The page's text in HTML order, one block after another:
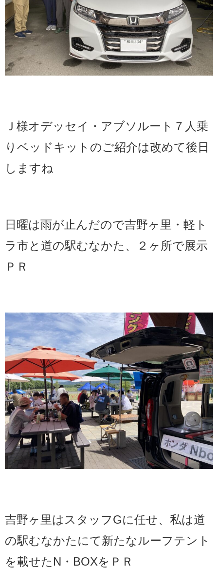
Ｊ様オデッセイ・アブソルート７人乗
りベッドキットのご紹介は改めて後日
しますね
日曜は雨が止んだので吉野ヶ里・軽ト
ラ市と道の駅むなかた、２ヶ所で展示
ＰＲ
吉野ヶ里はスタッフGに任せ、私は道
の駅むなかたにて新たなルーフテント
を載せたN・BOXをＰＲ